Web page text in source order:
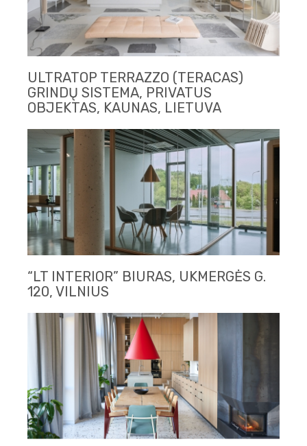
ULTRATOP TERRAZZO (TERACAS)
GRINDŲ SISTEMA, PRIVATUS
OBJEKTAS, KAUNAS, LIETUVA
“LT INTERIOR” BIURAS, UKMERGĖS G.
120, VILNIUS